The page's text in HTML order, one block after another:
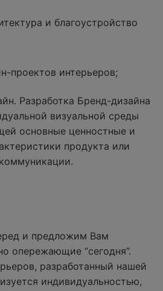
и благоустройство
проектов интерьеров;
Разработка Бренд-дизайна
визуальной среды
основные ценностные и
продукта или
и предложим Вам
опережающие “сегодня”.
разработанный нашей
индивидуальностью,